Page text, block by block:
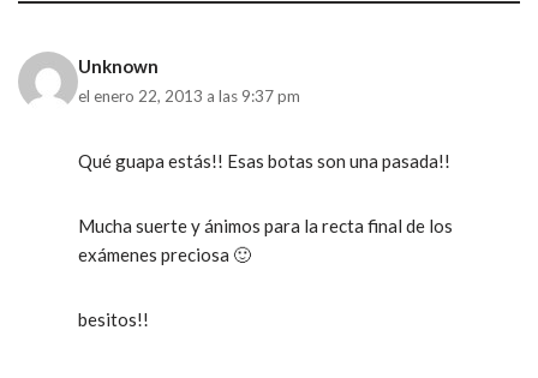
Unknown
el enero 22, 2013 a las 9:37 pm
Qué guapa estás!! Esas botas son una pasada!!
Mucha suerte y ánimos para la recta final de los
exámenes preciosa 🙂
besitos!!